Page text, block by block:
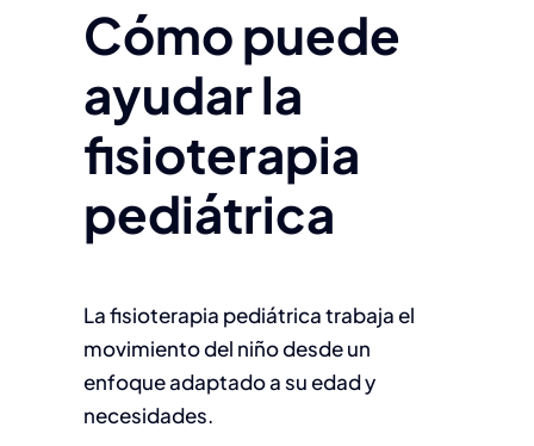
Cómo puede
ayudar la
fisioterapia
pediátrica
La fisioterapia pediátrica trabaja el
movimiento del niño desde un
enfoque adaptado a su edad y
necesidades.